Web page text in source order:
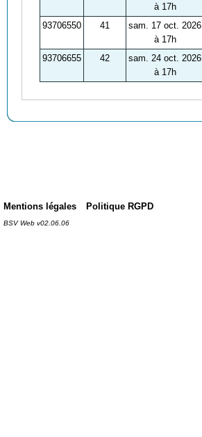
à 17h
93706550 41
sam. 17 oct. 2026
à 17h
93706655 42
sam. 24 oct. 2026
à 17h
Mentions légales Politique RGPD
BSV Web v02.06.06